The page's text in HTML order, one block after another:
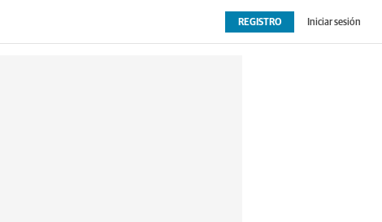
OPINIÓN EXTRAS
REGISTRO Iniciar sesión